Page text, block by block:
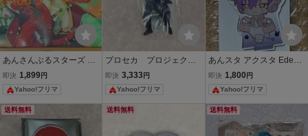
あんさんぶるスターズ あ
んスタ 氷鷹北斗 アクリル
スタンド アクスタ
即決 1,899円
Yahoo!フリマ
プロセカ プロジェクト
セカイ あんスタ あん
さんぶるスターズ コネ
クトライブ特別版 アク
リルスタンド アクス
即決 3,333 円
Yahoo!フリマ
あんスタ アクスタ Eden
漣ジュン アクリルスタン
ド ジュン
即決 1,800 円
Yahoo!フリマ
送料無料 送料無料 送料無料